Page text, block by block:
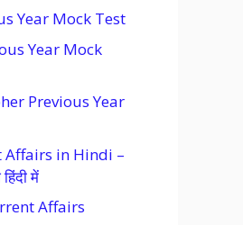
Year Mock Test
Year Mock
Previous Year
Affairs in Hindi –
में
Affairs